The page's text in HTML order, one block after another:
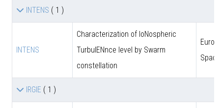
INTENS ( 1 )
INTENS
Characterization of IoNospheric
TurbulENnce level by Swarm
constellation
IRGIE ( 1 )